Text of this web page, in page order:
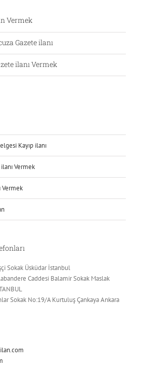
Vermek
Gazete ilanı
ilanı Vermek
Kayıp ilanı
Vermek
Vermek
Sokak Üsküdar İstanbul
Caddesi Balamir Sokak Maslak
Sokak No:19/A Kurtuluş Çankaya Ankara